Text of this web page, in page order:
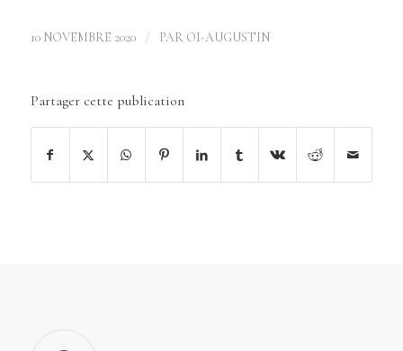
10 NOVEMBRE 2020 / PAR OI-AUGUSTIN
Partager cette publication